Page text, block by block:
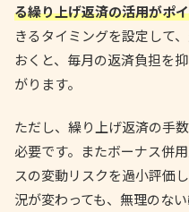
る繰り上げ返済の活用がポ
きるタイミングを設定して
おくと、毎月の返済負担を
がります。
ただし、繰り上げ返済の手
必要です。またボーナス併
スの変動リスクを過小評価
況が変わっても、無理のな